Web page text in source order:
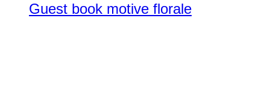
Guest book motive florale